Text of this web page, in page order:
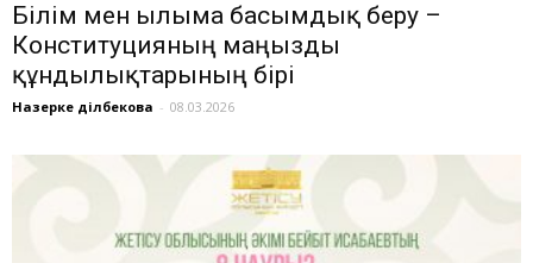
Білім мен ғылымға басымдық беру –
Конституцияның маңызды
құндылықтарының бірі
Назерке Әділбекова - 08.03.2026